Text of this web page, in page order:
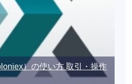
）の使い方 取引・操作